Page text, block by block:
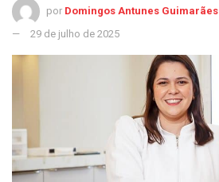
por Domingos Antunes Guimarães
29 de julho de 2025